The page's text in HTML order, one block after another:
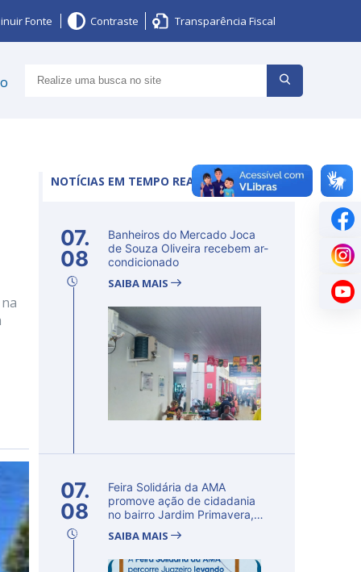
Fonte Contraste Transparência Fiscal
NOTÍCIAS EM TEMPO REAL
07.
08
Banheiros do Mercado Joca
de Souza Oliveira recebem ar-
condicionado
SAIBA MAIS
07.
08
Feira Solidária da AMA
promove ação de cidadania
no bairro Jardim Primavera,
SAIBA MAIS